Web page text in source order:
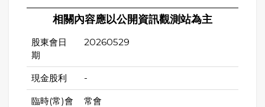
相關內容應以公開資訊觀測站為主
股東會日
期
20260529
現金股利 -
臨時(常)會 常會